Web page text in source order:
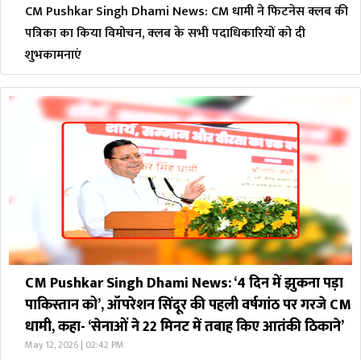
CM Pushkar Singh Dhami News: CM धामी ने फिटनेस क्लब की
पत्रिका का किया विमोचन, क्लब के सभी पदाधिकारियों को दी
शुभकामनाएं
CM Pushkar Singh Dhami News: ‘4 दिन में झुकना पड़ा
पाकिस्तान को’, ऑपरेशन सिंदूर की पहली वर्षगांठ पर गरजे CM
धामी, कहा- ‘सेनाओं ने 22 मिनट में तबाह किए आतंकी ठिकाने’
May 12, 2026 | 02:42 PM